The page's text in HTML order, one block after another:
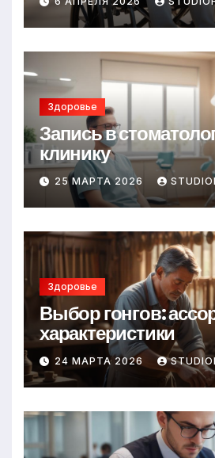
Здоровье
Запись в
клинику
25 МАРТА 2026
Здоровье
Выбор гонгов:
характеристики
24 МАРТА 2026